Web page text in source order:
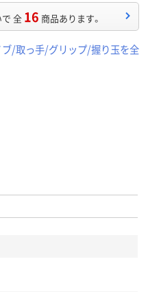
で 全 16 商品あります。
/取っ手/グリップ/握り玉を全